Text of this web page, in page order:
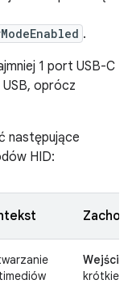
.
1 port USB-C
oprócz
następujące
HID:
Wejście:
krótkie